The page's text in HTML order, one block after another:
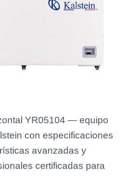
YR05104 — equipo
con especificaciones
avanzadas y
certificadas para